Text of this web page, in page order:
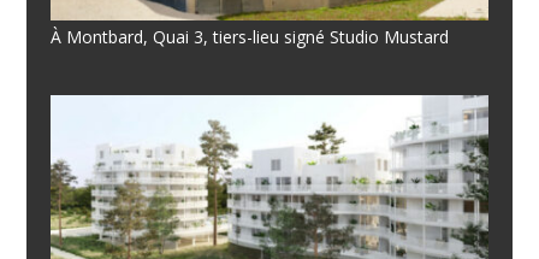
À Montbard, Quai 3, tiers-lieu signé Studio Mustard